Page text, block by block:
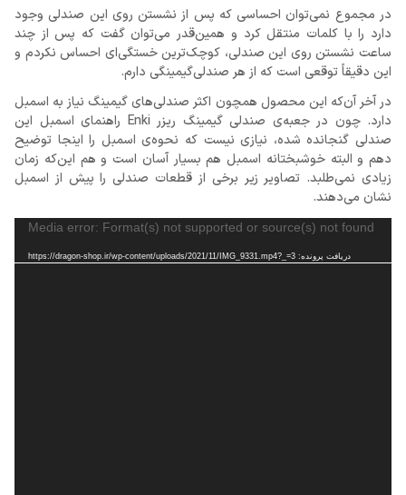
در مجموع نمی‌توان احساسی که پس از نشستن روی این صندلی وجود
دارد را با کلمات منتقل کرد و همین‌قدر می‌توان گفت که پس از چند
ساعت نشستن روی این صندلی، کوچک‌ترین خستگی‌ای احساس نکردم و
این دقیقاً توقعی است که از هر صندلی‌گیمینگی دارم.
در آخر آن‌که این محصول همچون اکثر صندلی‌های گیمینگ نیاز به اسمبل
دارد. چون در جعبه‌ی صندلی گیمینگ ریزر Enki راهنمای اسمبل این
صندلی گنجانده شده، نیازی نیست که نحوه‌ی اسمبل را اینجا توضیح
دهم و البته خوشبختانه اسمبل هم بسیار آسان است و هم این‌که زمان
زیادی نمی‌طلبد. تصاویر زیر برخی از قطعات صندلی را پیش از اسمبل
نشان می‌دهند.
نمایشگر
Media error: Format(s) not supported or source(s) not found
دریافت پرونده: https://dragon-shop.ir/wp-content/uploads/2021/11/IMG_9331.mp4?_=3